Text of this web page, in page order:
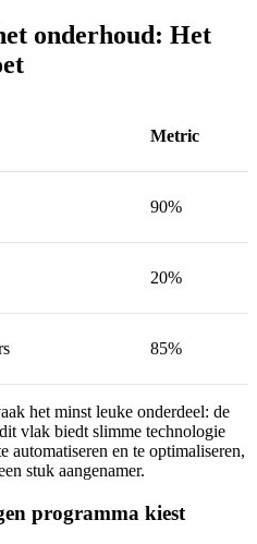
onderhoud: Het
Metric
90%
20%
85%
het minst leuke onderdeel: de
vlak biedt slimme technologie
automatiseren en te optimaliseren,
stuk aangenamer.
programma kiest